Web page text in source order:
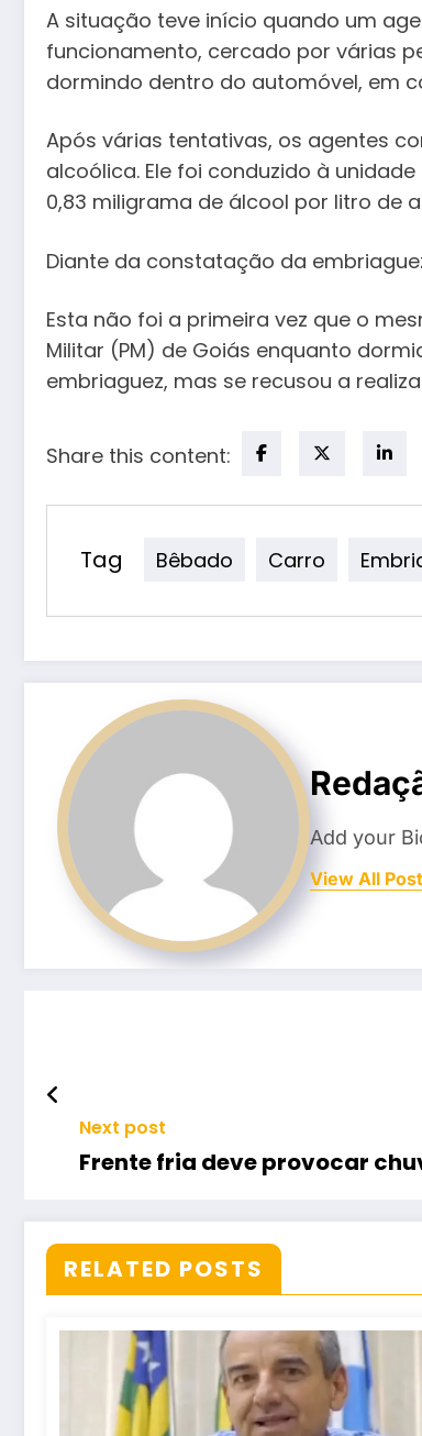
A situação teve início quando um
funcionamento, cercado por várias
dormindo dentro do automóvel, em
Após várias tentativas, os agentes
alcoólica. Ele foi conduzido à
0,83 miligrama de álcool por litro de
Diante da constatação da
Esta não foi a primeira vez que o
Militar (PM) de Goiás enquanto
embriaguez, mas se recusou a
Share this content:
Tag Bêbado Carro
Add your
View All
Next post
Frente fria deve provocar
RELATED POSTS